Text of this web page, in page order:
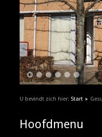
1 2 3 4 5 6
U bevindt zich hier: Start
Hoofdmenu